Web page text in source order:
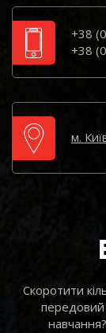
+38
+38
м.
Скоротити
передовий